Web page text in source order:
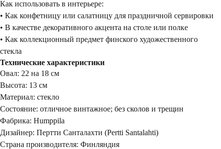
Как использовать в интерьере:
• Как конфетницу или салатницу для праздничной сервировки
• В качестве декоративного акцента на столе или полке
• Как коллекционный предмет финского художественного
стекла
Технические характеристики
Овал: 22 на 18 см
Высота: 13 см
Материал: стекло
Состояние: отличное винтажное; без сколов и трещин
Фабрика: Humppila
Дизайнер: Пертти Санталахти (Pertti Santalahti)
Страна производителя: Финляндия